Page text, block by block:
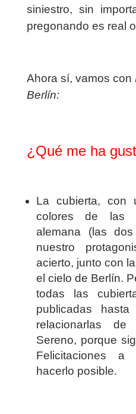
siniestro, sin
pregonando es real
Ahora sí, vamos con
Berlín:
¿Qué me ha
La cubierta, con
colores de las
alemana (las
nuestro
acierto, junto con
el cielo de Berlín.
todas las
publicadas
relacionarlas
Sereno, porque
Felicitaciones
hacerlo posible.